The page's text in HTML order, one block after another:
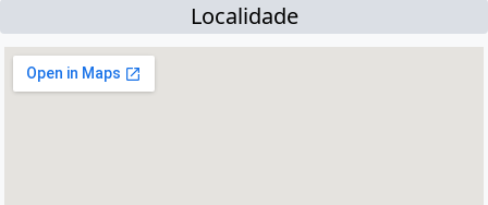
Localidade